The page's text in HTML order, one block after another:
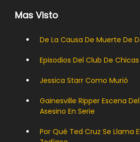
Mas Visto
De La Causa De Muerte De
Episodios Del Club De
Jessica Starr Como Murió
Gainesville Ripper Escena
Asesino En Serie
Por Qué Ted Cruz Se Llama